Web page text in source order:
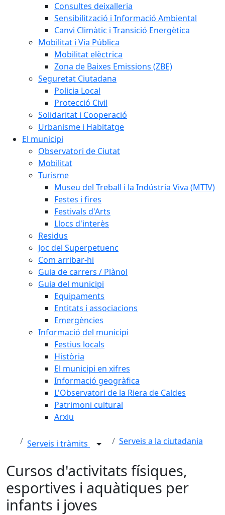
Consultes deixalleria
Sensibilització i Informació Ambiental
Canvi Climàtic i Transició Energètica
Mobilitat i Via Pública
Mobilitat elèctrica
Zona de Baixes Emissions (ZBE)
Seguretat Ciutadana
Policia Local
Protecció Civil
Solidaritat i Cooperació
Urbanisme i Habitatge
El municipi
Observatori de Ciutat
Mobilitat
Turisme
Museu del Treball i la Indústria Viva (MTIV)
Festes i fires
Festivals d'Arts
Llocs d'interès
Residus
Joc del Superpetuenc
Com arribar-hi
Guia de carrers / Plànol
Guia del municipi
Equipaments
Entitats i associacions
Emergències
Informació del municipi
Festius locals
Història
El municipi en xifres
Informació geogràfica
L'Observatori de la Riera de Caldes
Patrimoni cultural
Arxiu
Serveis i tràmits Serveis a la ciutadania
Cursos d'activitats físiques,
esportives i aquàtiques per
infants i joves